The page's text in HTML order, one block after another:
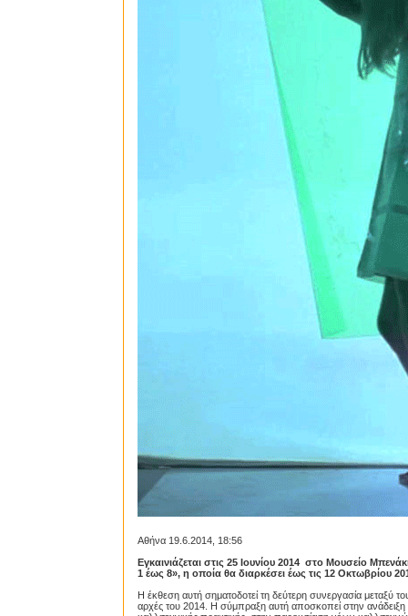
Αθήνα 19.6.2014, 18:56
Εγκαινιάζεται στις 25 Ιουνίου 2014 στο Μουσείο
1 έως 8», η οποία θα διαρκέσει έως τις 12 Οκτωβρίου
Η έκθεση αυτή σηματοδοτεί τη δεύτερη συνεργασία μεταξύ
αρχές του 2014. Η σύμπραξη αυτή αποσκοπεί στην